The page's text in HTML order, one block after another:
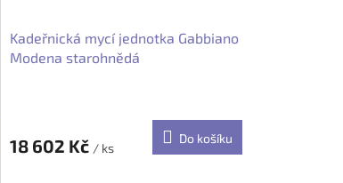
Kadeřnická mycí jednotka Gabbiano
Modena starohnědá
18 602 Kč / ks
Do košíku